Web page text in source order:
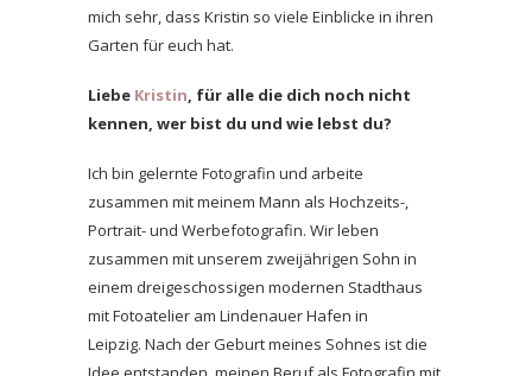
mich sehr, dass Kristin so viele Einblicke in ihren
Garten für euch hat.
Liebe Kristin, für alle die dich noch nicht
kennen, wer bist du und wie lebst du?
Ich bin gelernte Fotografin und arbeite
zusammen mit meinem Mann als Hochzeits-,
Portrait- und Werbefotografin. Wir leben
zusammen mit unserem zweijährigen Sohn in
einem dreigeschossigen modernen Stadthaus
mit Fotoatelier am Lindenauer Hafen in
Leipzig. Nach der Geburt meines Sohnes ist die